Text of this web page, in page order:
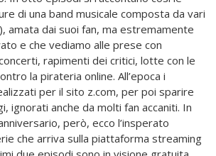
di una band musicale composta da vari
amata dai suoi fan, ma estremamente
e che vediamo alle prese con
rapimenti dei critici, lotte con le
la pirateria online. All’epoca i
per il sito z.com, per poi sparire
ignorati anche da molti fan accaniti. In
però, ecco l’insperato
che arriva sulla piattaforma streaming